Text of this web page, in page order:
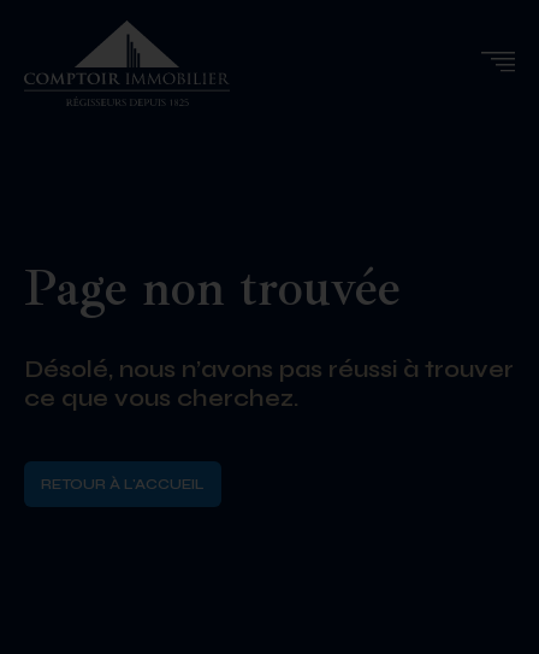
Page non trouvée
Désolé, nous n’avons pas réussi à trouver
ce que vous cherchez.
RETOUR À L'ACCUEIL